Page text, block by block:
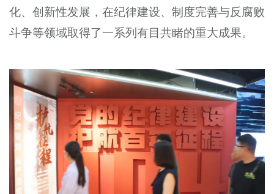
化、创新性发展，在纪律建设、制度完善与反腐败
斗争等领域取得了一系列有目共睹的重大成果。